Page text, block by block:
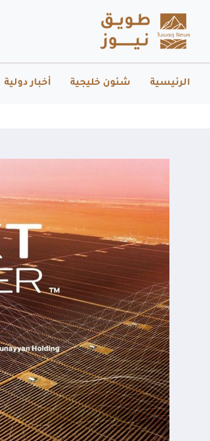
الرئيسية شئون خليجية أخبار دولية